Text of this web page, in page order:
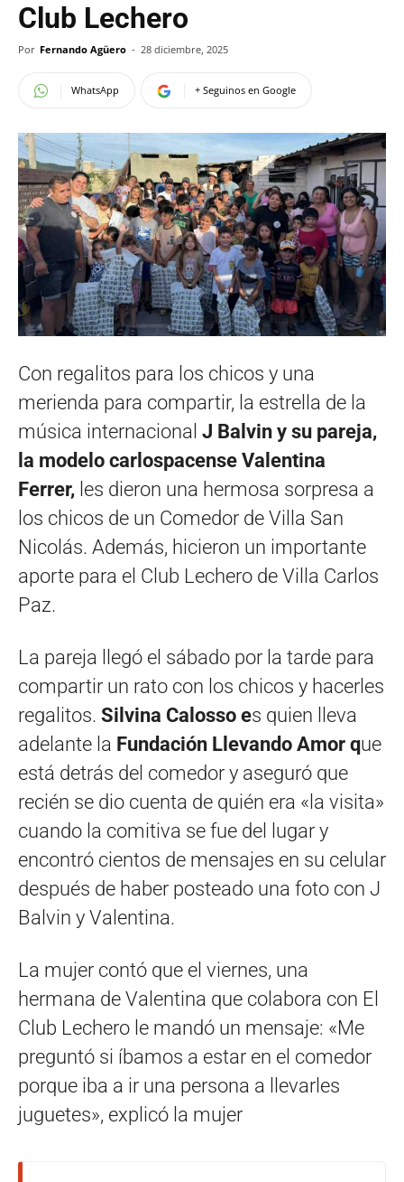
Club Lechero
Por Fernando Agüero - 28 diciembre, 2025
WhatsApp + Seguinos en Google
Con regalitos para los chicos y una
merienda para compartir, la estrella de la
música internacional J Balvin y su pareja,
la modelo carlospacense Valentina
Ferrer, les dieron una hermosa sorpresa a
los chicos de un Comedor de Villa San
Nicolás. Además, hicieron un importante
aporte para el Club Lechero de Villa Carlos
Paz.
La pareja llegó el sábado por la tarde para
compartir un rato con los chicos y hacerles
regalitos. Silvina Calosso es quien lleva
adelante la Fundación Llevando Amor que
está detrás del comedor y aseguró que
recién se dio cuenta de quién era «la visita»
cuando la comitiva se fue del lugar y
encontró cientos de mensajes en su celular
después de haber posteado una foto con J
Balvin y Valentina.
La mujer contó que el viernes, una
hermana de Valentina que colabora con El
Club Lechero le mandó un mensaje: «Me
preguntó si íbamos a estar en el comedor
porque iba a ir una persona a llevarles
juguetes», explicó la mujer